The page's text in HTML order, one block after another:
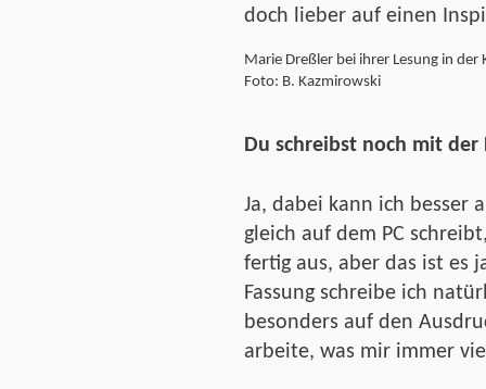
doch lieber auf einen
Marie Dreßler bei ihrer Lesung in
Foto: B. Kazmirowski
Du schreibst noch mit der
Ja, dabei kann ich besser
gleich auf dem PC
fertig aus, aber das ist es
Fassung schreibe ich
besonders auf den
arbeite, was mir immer